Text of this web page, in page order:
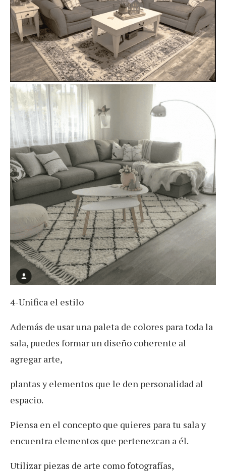
4-Unifica el estilo
Además de usar una paleta de colores para toda la
sala, puedes formar un diseño coherente al
agregar arte,
plantas y elementos que le den personalidad al
espacio.
Piensa en el concepto que quieres para tu sala y
encuentra elementos que pertenezcan a él.
Utilizar piezas de arte como fotografías,